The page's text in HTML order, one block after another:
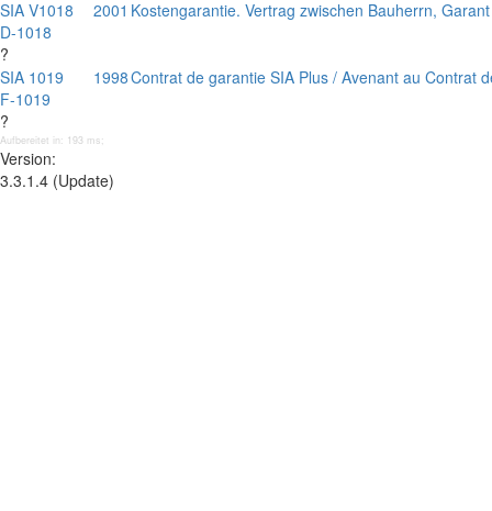
SIA V1018
D-1018
?
2001 Kostengarantie. Vertrag zwischen Bauherrn,
SIA 1019
F-1019
?
1998Contrat de garantie SIA Plus / Avenant au Contrat
Aufbereitet in: 193 ms;
Version:
3.3.1.4 (Update)